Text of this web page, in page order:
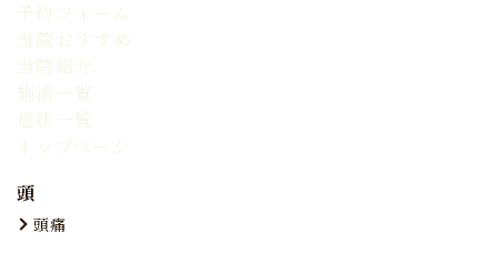
予約フォーム
当院おすすめ
当院紹介
施術一覧
症状一覧
トップページ
頭
頭痛